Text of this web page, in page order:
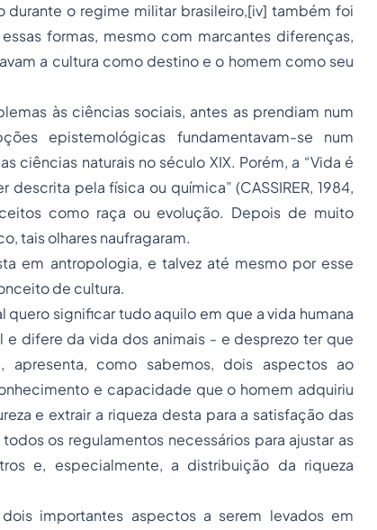
durante o regime militar brasileiro,[iv] também foi
formas, mesmo com marcantes diferenças,
a cultura como destino e o homem como seu
às ciências sociais, antes as prendiam num
epistemológicas fundamentavam-se num
ciências naturais no século XIX. Porém, a “Vida é
pela física ou química” (CASSIRER, 1984,
como raça ou evolução. Depois de muito
tais olhares naufragaram.
em antropologia, e talvez até mesmo por esse
de cultura.
quero significar tudo aquilo em que a vida humana
difere da vida dos animais - e desprezo ter que
como sabemos, dois aspectos ao
e capacidade que o homem adquiriu
e extrair a riqueza desta para a satisfação das
os regulamentos necessários para ajustar as
e, especialmente, a distribuição da riqueza
importantes aspectos a serem levados em